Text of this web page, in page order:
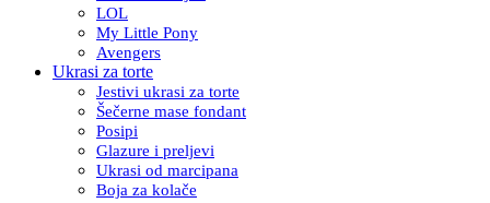
LOL
My Little Pony
Avengers
Ukrasi za torte
Jestivi ukrasi za torte
Šečerne mase fondant
Posipi
Glazure i preljevi
Ukrasi od marcipana
Boja za kolače